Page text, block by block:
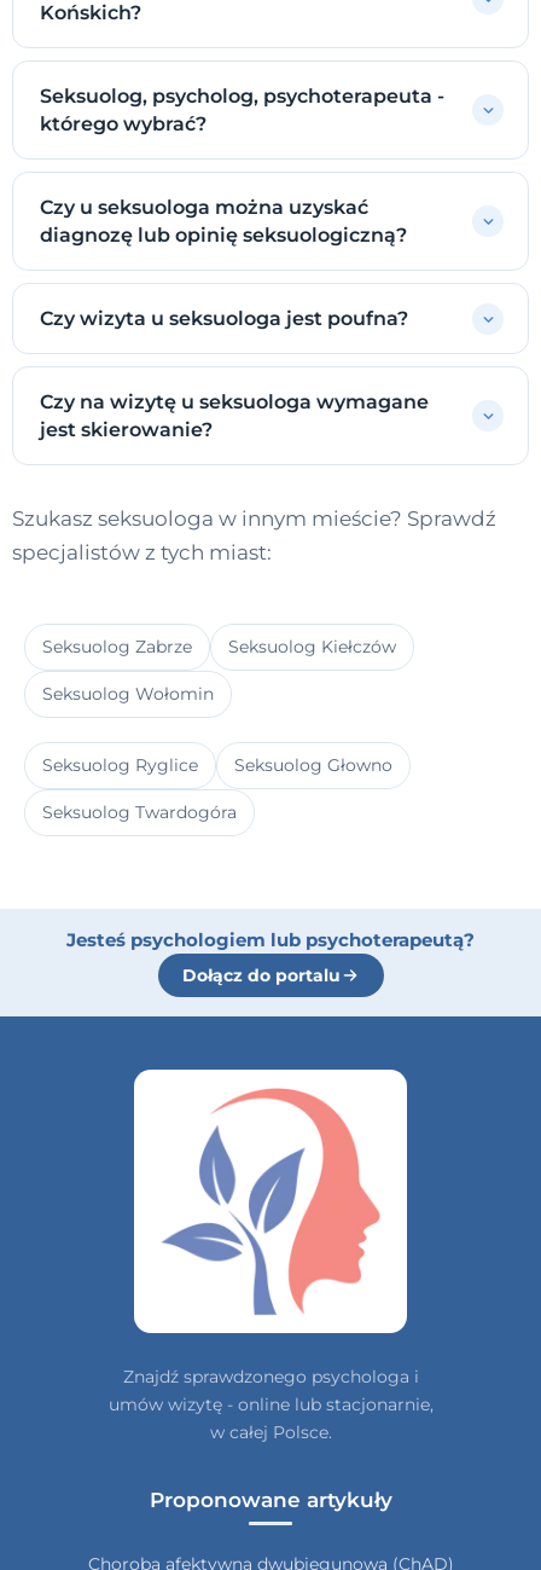
Końskich?
Seksuolog, psycholog, psychoterapeuta -
którego wybrać?
Czy u seksuologa można uzyskać
diagnozę lub opinię seksuologiczną?
Czy wizyta u seksuologa jest poufna?
Czy na wizytę u seksuologa wymagane
jest skierowanie?
Szukasz seksuologa w innym mieście? Sprawdź
specjalistów z tych miast:
Seksuolog Zabrze Seksuolog Kiełczów
Seksuolog Wołomin
Seksuolog Ryglice Seksuolog Głowno
Seksuolog Twardogóra
Jesteś psychologiem lub psychoterapeutą?
Dołącz do portalu
Znajdź sprawdzonego psychologa i
umów wizytę - online lub stacjonarnie,
w całej Polsce.
Proponowane artykuły
Choroba afektywna dwubiegunowa (ChAD)